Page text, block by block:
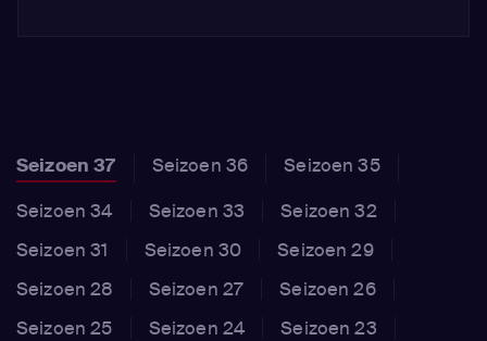
Seizoen 37 Seizoen 36
Seizoen 35
Seizoen 34
Seizoen 33
Seizoen 32
Seizoen 31
Seizoen 30
Seizoen 29
Seizoen 28
Seizoen 27
Seizoen 26
Seizoen 25
Seizoen 24
Seizoen 23